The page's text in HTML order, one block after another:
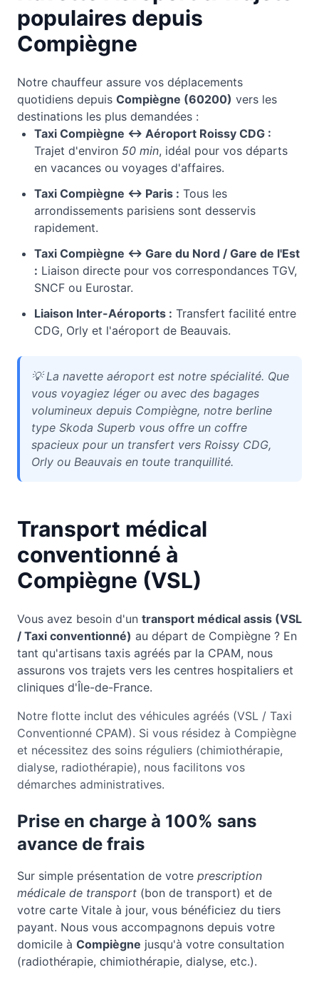
populaires depuis
Compiègne
Notre chauffeur assure vos déplacements
quotidiens depuis Compiègne (60200) vers les
destinations les plus demandées :
Taxi Compiègne ↔ Aéroport Roissy CDG :
Trajet d'environ 50 min, idéal pour vos départs
en vacances ou voyages d'affaires.
Taxi Compiègne ↔ Paris : Tous les
arrondissements parisiens sont desservis
rapidement.
Taxi Compiègne ↔ Gare du Nord / Gare de l'Est
: Liaison directe pour vos correspondances TGV,
SNCF ou Eurostar.
Liaison Inter-Aéroports : Transfert facilité entre
CDG, Orly et l'aéroport de Beauvais.
💡La navette aéroport est notre spécialité. Que
vous voyagiez léger ou avec des bagages
volumineux depuis Compiègne, notre berline
type Skoda Superb vous offre un coffre
spacieux pour un transfert vers Roissy CDG,
Orly ou Beauvais en toute tranquillité.
Transport médical
conventionné à
Compiègne (VSL)
Vous avez besoin d'un transport médical assis (VSL
/ Taxi conventionné) au départ de Compiègne ? En
tant qu'artisans taxis agréés par la CPAM, nous
assurons vos trajets vers les centres hospitaliers et
cliniques d'Île-de-France.
Notre flotte inclut des véhicules agréés (VSL / Taxi
Conventionné CPAM). Si vous résidez à Compiègne
et nécessitez des soins réguliers (chimiothérapie,
dialyse, radiothérapie), nous facilitons vos
démarches administratives.
Prise en charge à 100% sans
avance de frais
Sur simple présentation de votre prescription
médicale de transport (bon de transport) et de
votre carte Vitale à jour, vous bénéficiez du tiers
payant. Nous vous accompagnons depuis votre
domicile à Compiègne jusqu'à votre consultation
(radiothérapie, chimiothérapie, dialyse, etc.).